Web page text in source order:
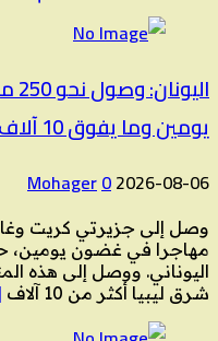
يومين وما يفوق 10 آلاف منذ بداية العام
2026-08-06
Mohager0
مهاجرا في غضون يومين،
اليوناني. ووصل إلى هذه
شرق ليبيا أكثر من 10 آلاف